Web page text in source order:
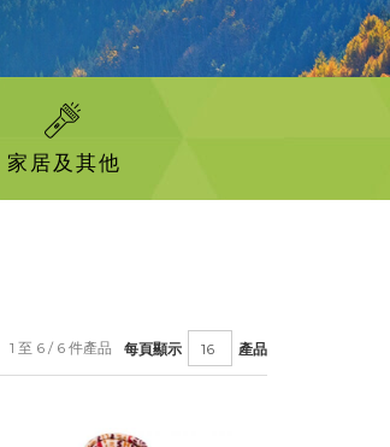
家居及其他
每頁顯示 產品
1 至 6 / 6 件產品